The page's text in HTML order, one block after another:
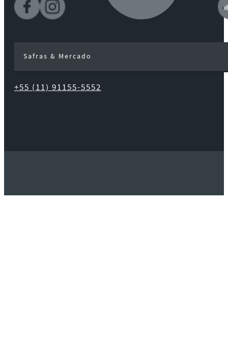
Safras & Mercado
+55 (11) 91155-5552